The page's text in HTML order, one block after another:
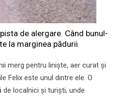
de alergare. Când bunul-
la marginea pădurii
merg pentru liniște, aer curat și
Felix este unul dintre ele. O
de localnici și turiști, unde